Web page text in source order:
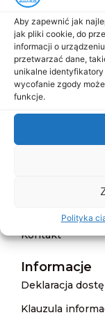
Aby zapewnić jak
jak pliki cookie, do
informacji o
przetwarzać dane,
unikalne
wycofanie zgody
funkcje.
Polityka
al. Marsz.
92-301 Łódź
+48 517-
Menu
Start
Kontakt
Informacje
Deklaracja
Klauzula